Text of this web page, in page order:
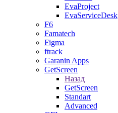
EvaProject
EvaServiceDesk
F6
Famatech
Figma
ftrack
Garanin Apps
GetScreen
Назад
GetScreen
Standart
Advanced